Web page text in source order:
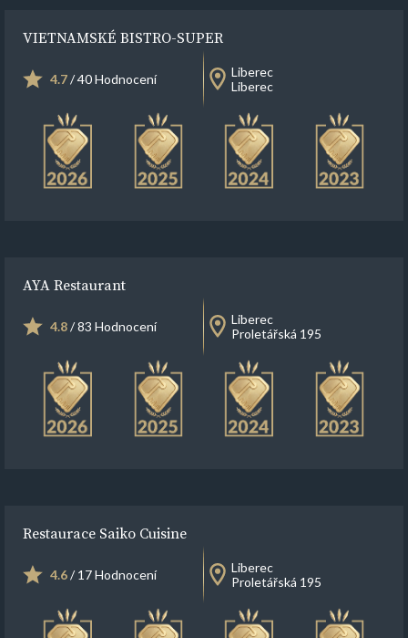
VIETNAMSKÉ BISTRO-SUPER
4.7/ 40 Hodnocení
Liberec
Liberec
AYA Restaurant
4.8/ 83 Hodnocení
Liberec
Proletářská 195
Restaurace Saiko Cuisine
4.6/ 17 Hodnocení
Liberec
Proletářská 195